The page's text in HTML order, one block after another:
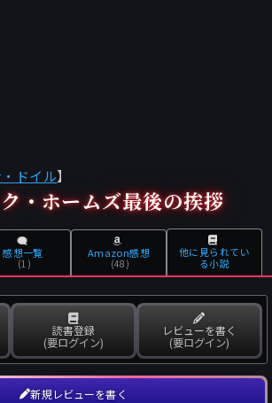
ドイル】
・ホームズ最後の挨拶
感想一覧
(1)
Amazon感想
(48)
他に見られてい
る小説
読書登録
(要ログイン)
レビューを書く
(要ログイン)
新規レビューを書く